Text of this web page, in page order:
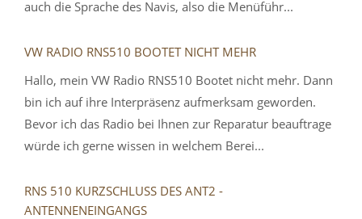
auch die Sprache des Navis, also die Menüführ...
VW RADIO RNS510 BOOTET NICHT MEHR
Hallo, mein VW Radio RNS510 Bootet nicht mehr. Dann
bin ich auf ihre Interpräsenz aufmerksam geworden.
Bevor ich das Radio bei Ihnen zur Reparatur beauftrage
würde ich gerne wissen in welchem Berei...
RNS 510 KURZSCHLUSS DES ANT2 -
ANTENNENEINGANGS